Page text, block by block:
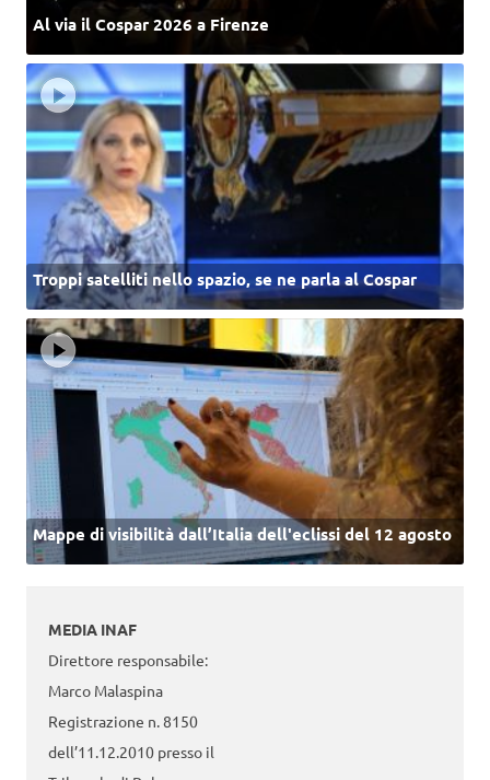
Al via il Cospar 2026 a Firenze
Troppi satelliti nello spazio, se ne parla al Cospar
Mappe di visibilità dall’Italia dell'eclissi del 12 agosto
MEDIA INAF
Direttore responsabile:
Marco Malaspina
Registrazione n. 8150
dell’11.12.2010 presso il